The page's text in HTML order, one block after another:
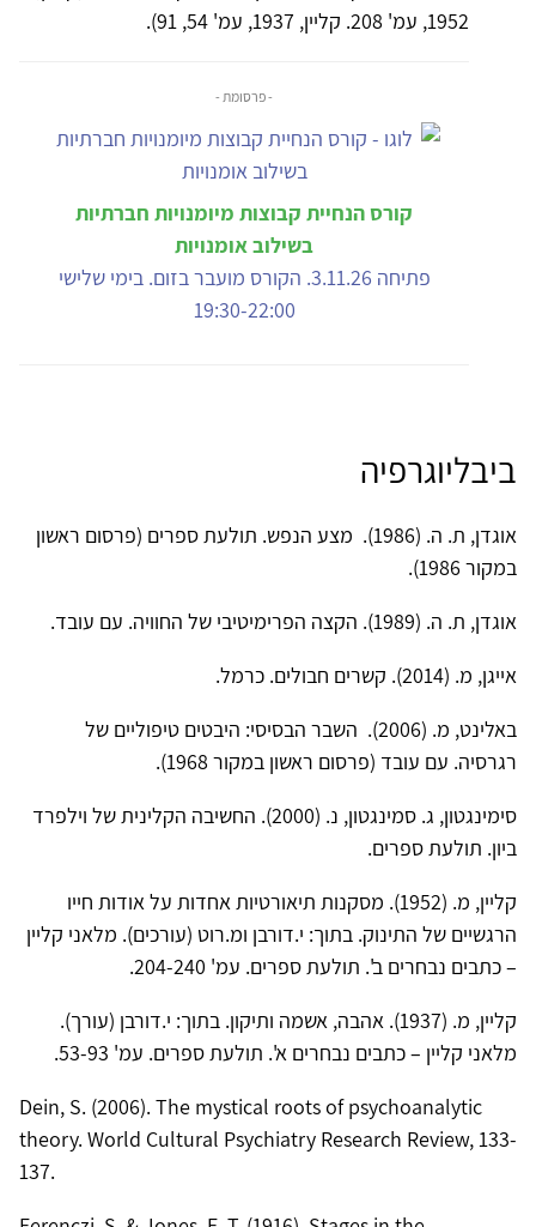
1952, עמ' 208. קליין, 1937, עמ' 54, 91).
- פרסומת -
קורס הנחיית קבוצות מיומנויות חברתיות
בשילוב אומנויות
פתיחה 3.11.26. הקורס מועבר בזום. בימי שלישי
19:30-22:00
ביבליוגרפיה
אוגדן, ת. ה. (1986). מצע הנפש. תולעת ספרים (פרסום ראשון
במקור 1986).
אוגדן, ת. ה. (1989). הקצה הפרימיטיבי של החוויה. עם עובד.
אייגן, מ. (2014). קשרים חבולים. כרמל.‏
באלינט, מ. (2006). השבר הבסיסי: היבטים טיפוליים של
רגרסיה. עם עובד (פרסום ראשון במקור 1968).
סימינגטון, ג. סמינגטון, נ. (2000). החשיבה הקלינית של וילפרד
ביון. תולעת ספרים.
קליין, מ. (1952). מסקנות תיאורטיות אחדות על אודות חייו
הרגשיים של התינוק. בתוך: י.דורבן ומ.רוט (עורכים). מלאני קליין
– כתבים נבחרים ב'. תולעת ספרים. עמ' 204-240.
קליין, מ. (1937). אהבה, אשמה ותיקון. בתוך: י.דורבן (עורך).
מלאני קליין – כתבים נבחרים א'. תולעת ספרים. עמ' 53-93.
Dein, S. (2006). The mystical roots of psychoanalytic
theory. World Cultural Psychiatry Research Review, 133-
137.